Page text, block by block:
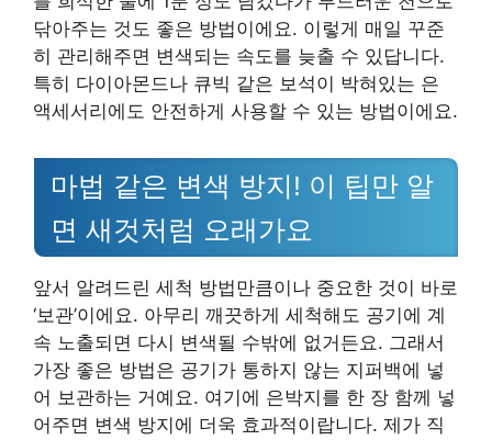
닦아주는 것도 좋은 방법이에요. 이렇게 매일 꾸준
히 관리해주면 변색되는 속도를 늦출 수 있답니다.
특히 다이아몬드나 큐빅 같은 보석이 박혀있는 은
액세서리에도 안전하게 사용할 수 있는 방법이에요.
마법 같은 변색 방지! 이 팁만 알
면 새것처럼 오래가요
앞서 알려드린 세척 방법만큼이나 중요한 것이 바로
‘보관’이에요. 아무리 깨끗하게 세척해도 공기에 계
속 노출되면 다시 변색될 수밖에 없거든요. 그래서
가장 좋은 방법은 공기가 통하지 않는 지퍼백에 넣
어 보관하는 거예요. 여기에 은박지를 한 장 함께 넣
어주면 변색 방지에 더욱 효과적이랍니다. 제가 직